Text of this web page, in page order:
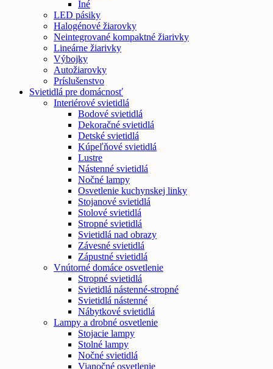
Iné
LED pásiky
Halogénové žiarovky
Neintegrované kompaktné žiarivky
Lineárne žiarivky
Výbojky
Autožiarovky
Príslušenstvo
Svietidlá pre domácnosť
Interiérové svietidlá
Bodové svietidlá
Dekoračné svietidlá
Detské svietidlá
Kúpeľňové svietidlá
Lustre
Nástenné svietidlá
Nočné lampy
Osvetlenie kuchynskej linky
Stojanové svietidlá
Stolové svietidlá
Stropné svietidlá
Svietidlá nad obrazy
Závesné svietidlá
Zápustné svietidlá
Vnútorné domáce osvetlenie
Stropné svietidlá
Svietidlá nástenné-stropné
Svietidlá nástenné
Nábytkové svietidlá
Lampy a drobné osvetlenie
Stojacie lampy
Stolné lampy
Nočné svietidlá
Vianočné osvetlenie